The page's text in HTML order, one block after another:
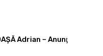
Adrian – Anunţ